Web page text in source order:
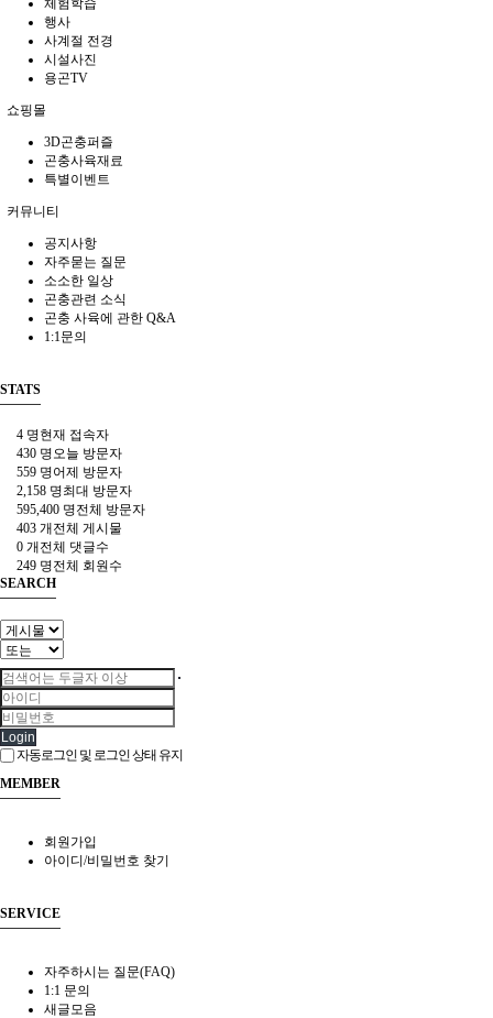
체험학습
행사
사계절 전경
시설사진
용곤TV
쇼핑몰
3D곤충퍼즐
곤충사육재료
특별이벤트
커뮤니티
공지사항
자주묻는 질문
소소한 일상
곤충관련 소식
곤충 사육에 관한 Q&A
1:1문의
STATS
4 명현재 접속자
430 명오늘 방문자
559 명어제 방문자
2,158 명최대 방문자
595,400 명전체 방문자
403 개 전체 게시물
0 개 전체 댓글수
249 명전체 회원수
SEARCH
Login
자동로그인 및 로그인 상태 유지
MEMBER
회원가입
아이디/비밀번호 찾기
SERVICE
자주하시는 질문(FAQ)
1:1 문의
새글모음